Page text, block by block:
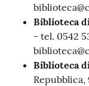
Biblioteca
- tel. 0542
Biblioteca